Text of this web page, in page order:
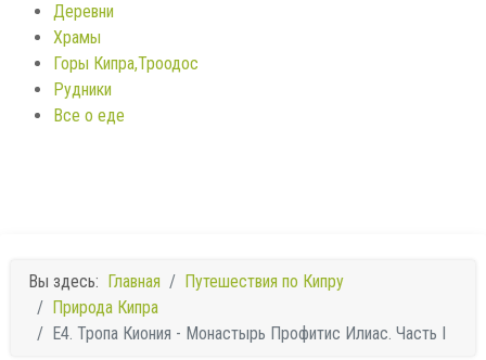
Деревни
Храмы
Горы Кипра,Троодос
Рудники
Все о еде
Вы здесь: Главная
Путешествия по Кипру
Природа Кипра
E4. Тропа Киония - Монастырь Профитис Илиас. Часть I